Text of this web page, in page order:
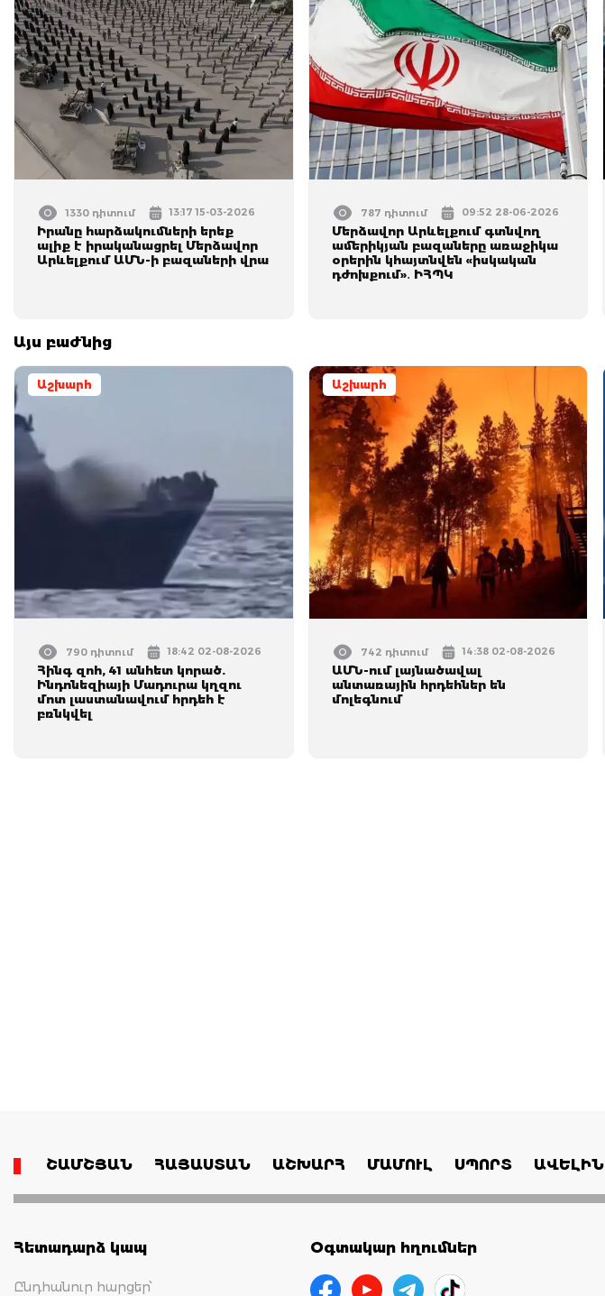
1330 դիտում 13:17 15-03-2026
Իրանը հարձակումների երեք
ալիք է իրականացրել Մերձավոր
Արևելքում ԱՄՆ-ի բազաների վրա
787 դիտում 09:52 28-06-2026
Մերձավոր Արևելքում գտնվող
ամերիկյան բազաները առաջիկա
օրերին կհայտնվեն «իսկական
դժnխքում»․ ԻՀՊԿ
Այս բաժնից
Աշխարհ
790 դիտում 18:42 02-08-2026
Հինգ զոհ, 41 անհետ կորած.
Ինդոնեզիայի Մադուրա կղզու
մոտ լաստանավում հրդեհ է
բռնկվել
Աշխարհ
742 դիտում 14:38 02-08-2026
ԱՄՆ-ում լայնածավալ
անտառային հրդեհներ են
մոլեգնում
ՇԱՄՇՅԱՆ ՀԱՅԱՍՏԱՆ ԱՇԽԱՐՀ ՄԱՄՈՒԼ ՍՊՈՐՏ ԱՎԵԼԻՆ
Հետադարձ կապ
Ընդհանուր հարցեր՝
Օգտակար հղումներ